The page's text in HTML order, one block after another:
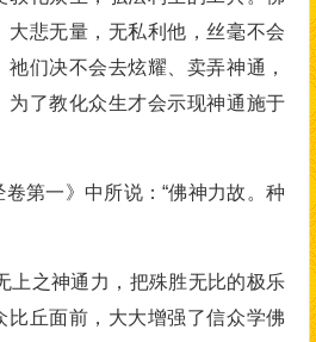
大悲无量，无私利他，丝毫不会
们决不会去炫耀、卖弄神通，
为了教化众生才会示现神通施于
第一》中所说：“佛神力故。种
上之神通力，把殊胜无比的极乐
比丘面前，大大增强了信众学佛